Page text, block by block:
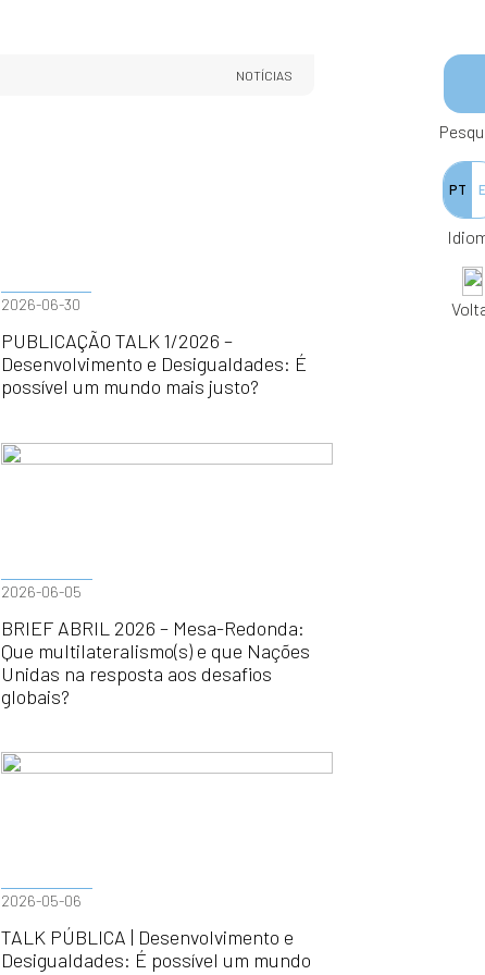
NOTÍCIAS
2026-06-30
PUBLICAÇÃO TALK 1/2026 –
Desenvolvimento e Desigualdades: É
possível um mundo mais justo?
2026-06-05
BRIEF ABRIL 2026 – Mesa-Redonda:
Que multilateralismo(s) e que Nações
Unidas na resposta aos desafios
globais?
2026-05-06
TALK PÚBLICA | Desenvolvimento e
Desigualdades: É possível um mundo
PT